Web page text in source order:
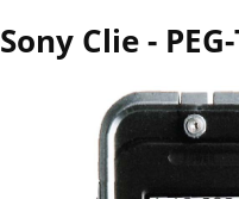
Sony Clie -